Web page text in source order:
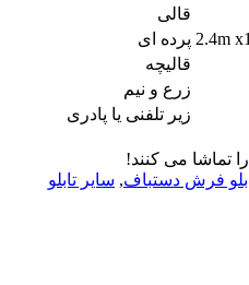
قالی
پرده ای
قالیچه
زرع و نیم
زیر تلفنی یا پادری
تماشا می کنند!
فرش دستباف, سایر تابلو